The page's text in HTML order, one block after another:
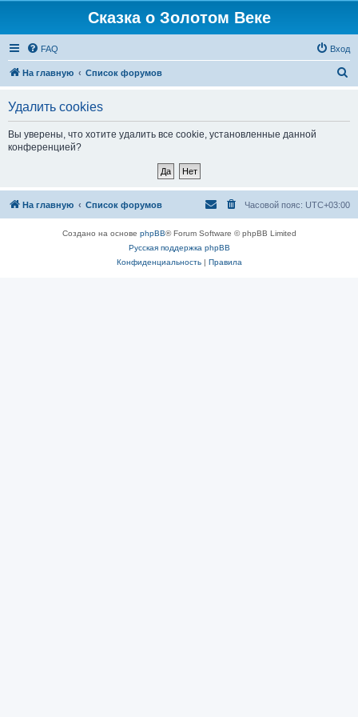
Сказка о Золотом Веке
FAQ Вход
На главную Список форумов
Удалить cookies
Вы уверены, что хотите удалить все cookie, установленные данной
конференцией?
На главную Список форумов Часовой пояс: UTC+03:00
Создано на основе phpBB® Forum Software © phpBB Limited
Русская поддержка phpBB
Конфиденциальность| Правила